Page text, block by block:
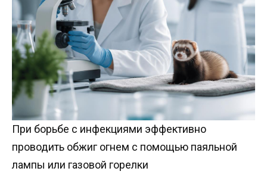
При борьбе с инфекциями эффективно
проводить обжиг огнем с помощью паяльной
лампы или газовой горелки